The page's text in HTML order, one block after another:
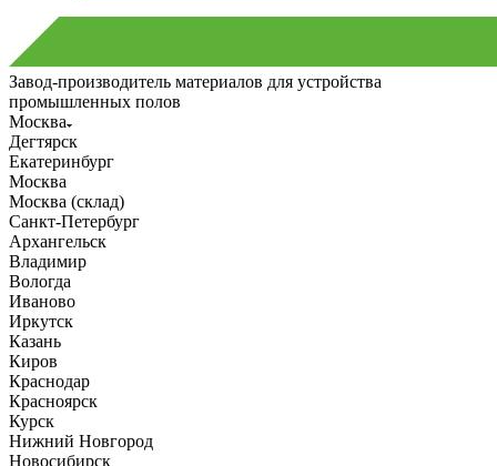
Завод-производитель материалов для устройства
промышленных полов
Москва
Дегтярск
Екатеринбург
Москва
Москва (склад)
Санкт-Петербург
Архангельск
Владимир
Вологда
Иваново
Иркутск
Казань
Киров
Краснодар
Красноярск
Курск
Нижний Новгород
Новосибирск